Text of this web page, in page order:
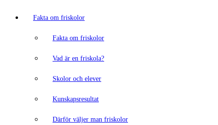
Fakta om friskolor
Fakta om friskolor
Vad är en friskola?
Skolor och elever
Kunskapsresultat
Därför väljer man friskolor